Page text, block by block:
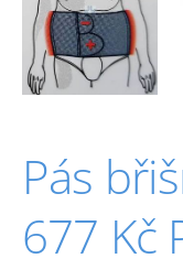
Pás
677 Kč